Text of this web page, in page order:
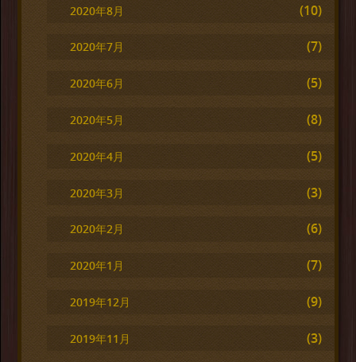
2020年8月 (10)
2020年7月 (7)
2020年6月 (5)
2020年5月 (8)
2020年4月 (5)
2020年3月 (3)
2020年2月 (6)
2020年1月 (7)
2019年12月 (9)
2019年11月 (3)